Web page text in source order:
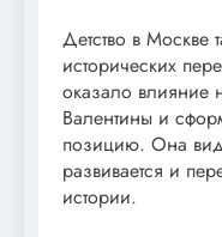
Детство в Москве
исторических
оказало влияние
Валентины и
позицию. Она
развивается и
истории.